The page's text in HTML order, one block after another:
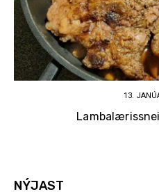
8.
Bakaður
NÝJAST